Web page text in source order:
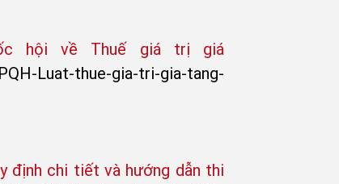
hội về Thuế giá trị giá
Luat-thue-gia-tri-gia-tang-
định chi tiết và hướng dẫn thi